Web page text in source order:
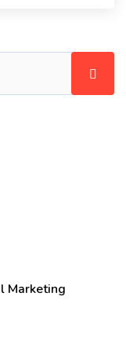
Marketing